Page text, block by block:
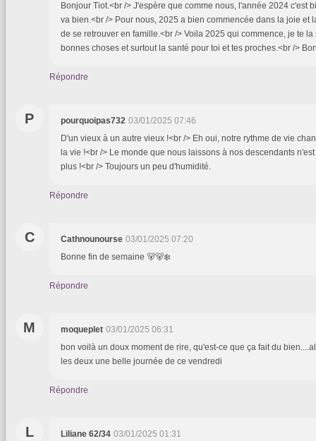
Bonjour Tiot.<br /> J'espère que comme nous, l'année 2024 c'est
va bien.<br /> Pour nous, 2025 a bien commencée dans la joie et
de se retrouver en famille.<br /> Voila 2025 qui commence, je te
bonnes choses et surtout la santé pour toi et tes proches.<br />
Répondre
P pourquoipas732 03/01/2025 07:46
D'un vieux à un autre vieux !<br /> Eh oui, notre rythme de vie
la vie !<br /> Le monde que nous laissons à nos descendants
plus !<br /> Toujours un peu d'humidité.
Répondre
C Cathnounourse 03/01/2025 07:20
Bonne fin de semaine 🐻🐻‍❄️
Répondre
M moqueplet 03/01/2025 06:31
bon voilà un doux moment de rire, qu'est-ce que ça fait du
les deux une belle journée de ce vendredi
Répondre
L Liliane 62/34 03/01/2025 01:31